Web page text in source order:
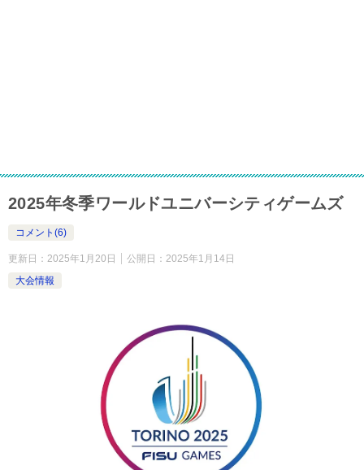
2025年冬季ワールドユニバーシティゲームズ
コメント(6)
更新日： 2025年1月20日 公開日： 2025年1月14日
大会情報